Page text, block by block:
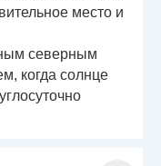
место и
северным
когда солнце